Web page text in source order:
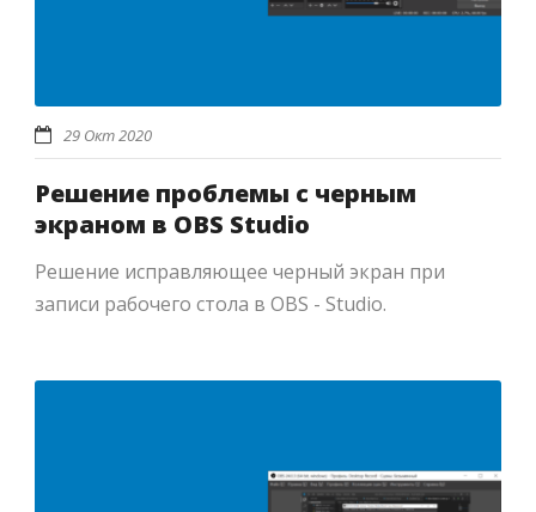
29 Окт 2020
Решение проблемы с черным
экраном в OBS Studio
Решение исправляющее черный экран при
записи рабочего стола в OBS - Studio.